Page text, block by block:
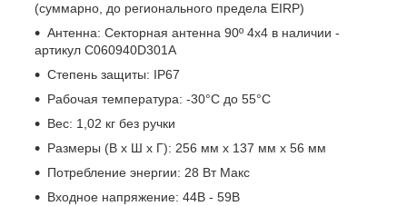
(суммарно, до регионального предела EIRP)
Антенна: Секторная антенна 90º 4x4 в наличии -
артикул C060940D301A
Степень защиты: IP67
Рабочая температура: -30°C до 55°C
Вес: 1,02 кг без ручки
Размеры (В x Ш x Г): 256 мм x 137 мм x 56 мм
Потребление энергии: 28 Вт Макс
Входное напряжение: 44В - 59В